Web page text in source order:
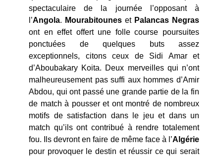
spectaculaire de la journée l’opposant à
l’Angola. Mourabitounes et Palancas Negras
ont en effet offert une folle course poursuites
ponctuées de quelques buts assez
exceptionnels, citons ceux de Sidi Amar et
d’Aboubakary Koita. Deux merveilles qui n’ont
malheureusement pas suffi aux hommes d’Amir
Abdou, qui ont passé une grande partie de la fin
de match à pousser et ont montré de nombreux
motifs de satisfaction dans le jeu et dans un
match qu’ils ont contribué à rendre totalement
fou. Ils devront en faire de même face à l’Algérie
pour provoquer le destin et réussir ce qui serait